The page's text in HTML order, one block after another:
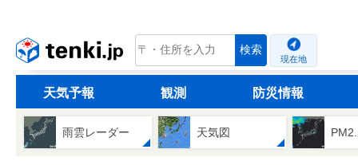
tenki.jp 検索
現在地
天気予報 観測 防災情報
雨雲レーダー 天気図